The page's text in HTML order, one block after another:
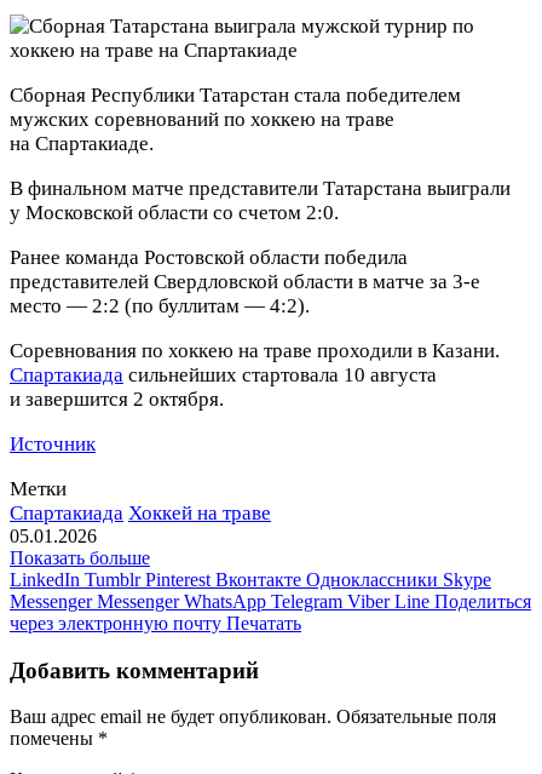
Сборная Республики Татарстан стала победителем
мужских соревнований по хоккею на траве
на Спартакиаде.
В финальном матче представители Татарстана выиграли
у Московской области со счетом 2:0.
Ранее команда Ростовской области победила
представителей Свердловской области в матче за 3‑е
место — 2:2 (по буллитам — 4:2).
Соревнования по хоккею на траве проходили в Казани.
Спартакиада сильнейших стартовала 10 августа
и завершится 2 октября.
Источник
Метки
Спартакиада Хоккей на траве
05.01.2026
Показать больше
LinkedIn Tumblr Pinterest Вконтакте Одноклассники Skype
Messenger Messenger WhatsApp Telegram Viber Line Поделиться
через электронную почту Печатать
Добавить комментарий
Ваш адрес email не будет опубликован. Обязательные поля
помечены *